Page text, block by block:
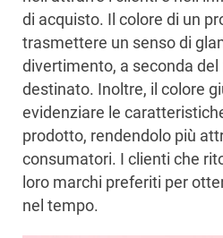
di acquisto. Il colore di un
trasmettere un senso di
divertimento, a seconda del
destinato. Inoltre, il colore
evidenziare le
prodotto, rendendolo più
consumatori. I clienti che
loro marchi preferiti per
nel tempo.